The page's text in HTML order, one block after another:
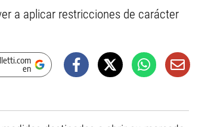
a aplicar restricciones de carácter
en